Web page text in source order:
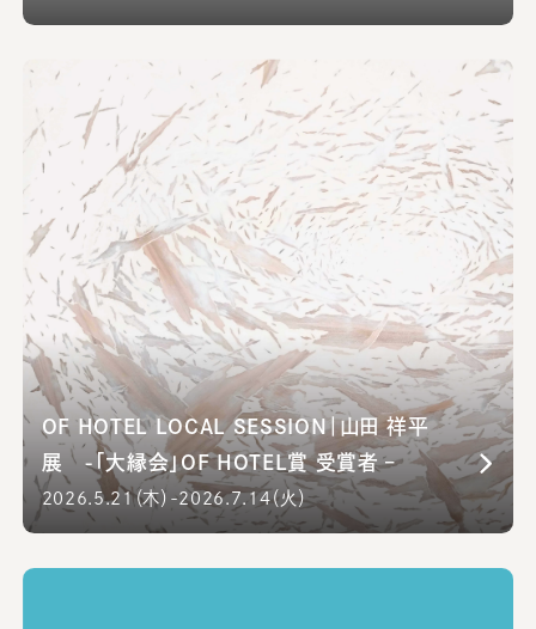
OF HOTEL LOCAL SESSION｜山田 祥平
展 -「大縁会」OF HOTEL賞 受賞者 –
2026.5.21（木）-2026.7.14（火）